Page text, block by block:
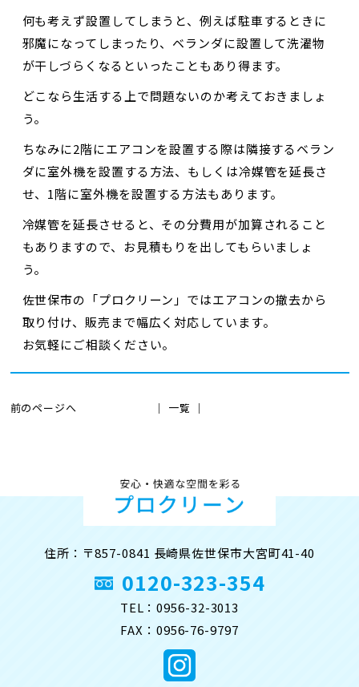
何も考えず設置してしまうと、例えば駐車するときに
邪魔になってしまったり、ベランダに設置して洗濯物
が干しづらくなるといったこともあり得ます。
どこなら生活する上で問題ないのか考えておきましょ
う。
ちなみに2階にエアコンを設置する際は隣接するベラン
ダに室外機を設置する方法、もしくは冷媒管を延長さ
せ、1階に室外機を設置する方法もあります。
冷媒管を延長させると、その分費用が加算されること
もありますので、お見積もりを出してもらいましょ
う。
佐世保市の「プロクリーン」ではエアコンの撤去から
取り付け、販売まで幅広く対応しています。
お気軽にご相談ください。
前のページへ │ 一覧 │
住所：〒857-0841 長崎県佐世保市大宮町41-40
0120-323-354
TEL：0956-32-3013
FAX：0956-76-9797